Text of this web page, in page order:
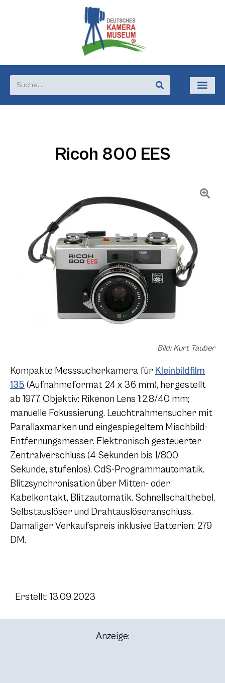
Ricoh 800 EES
Bild: Kurt Tauber
Kompakte Messsucherkamera für Kleinbildfilm
135 (Aufnahmeformat 24 x 36 mm), hergestellt
ab 1977. Objektiv: Rikenon Lens 1:2,8/40 mm;
manuelle Fokussierung. Leuchtrahmensucher mit
Parallaxmarken und eingespiegeltem Mischbild-
Entfernungsmesser. Elektronisch gesteuerter
Zentralverschluss (4 Sekunden bis 1/800
Sekunde, stufenlos). CdS-Programmautomatik.
Blitzsynchronisation über Mitten- oder
Kabelkontakt, Blitzautomatik. Schnellschalthebel,
Selbstauslöser und Drahtauslöseranschluss.
Damaliger Verkaufspreis inklusive Batterien: 279
DM.
Erstellt: 13.09.2023
Anzeige: